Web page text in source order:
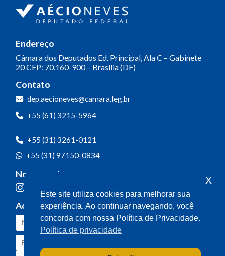
Endereço
Câmara dos Deputados Ed. Principal, Ala C – Gabinete
20CEP: 70.160-900 – Brasília (DF)
Contato
dep.aecioneves@camara.leg.br
+55 (61) 3215-5964
+55 (31) 3261-0121
+55 (31) 97150-0834
Nossas redes
Acompanhe o meu mandato
Este site utiliza cookies para melhorar sua
experiência. Ao continuar navegando, você
concorda com nossa Política de Privacidade.
Política de privacidade
x